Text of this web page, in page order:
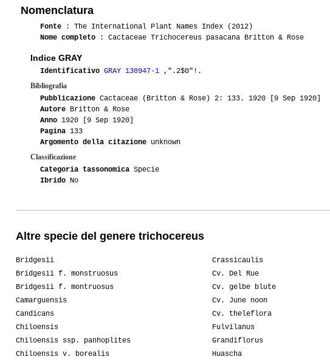
Nomenclatura
Fonte : The International Plant Names Index (2012)
Nome completo : Cactaceae Trichocereus pasacana Britton & Rose
Indice GRAY
Identificativo GRAY 138947-1 ,".2$0"!.
Bibliografia
Pubblicazione Cactaceae (Britton & Rose) 2: 133. 1920 [9 Sep 1920]
Autore Britton & Rose
Anno 1920 [9 Sep 1920]
Pagina 133
Argomento della citazione unknown
Classificazione
Categoria tassonomica Specie
Ibrido No
Altre specie del genere trichocereus
Bridgesii
Bridgesii f. monstruosus
Bridgesii f. montruosus
Camarguensis
Candicans
Chiloensis
Chiloensis ssp. panhoplites
Chiloensis v. borealis
Crassicaulis
Cv. Del Rue
Cv. gelbe blute
Cv. June noon
Cv. theleflora
Fulvilanus
Grandiflorus
Huascha